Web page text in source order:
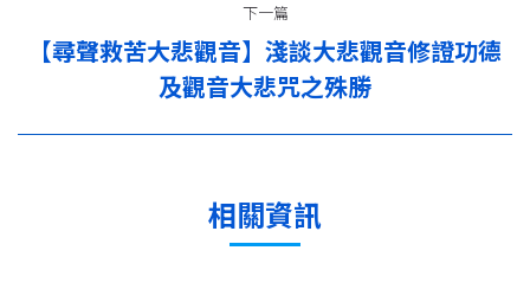
下一篇
下
一
篇：
【尋聲救苦大悲觀音】淺談大悲觀音修證功德
及觀音大悲咒之殊勝
相關資訊